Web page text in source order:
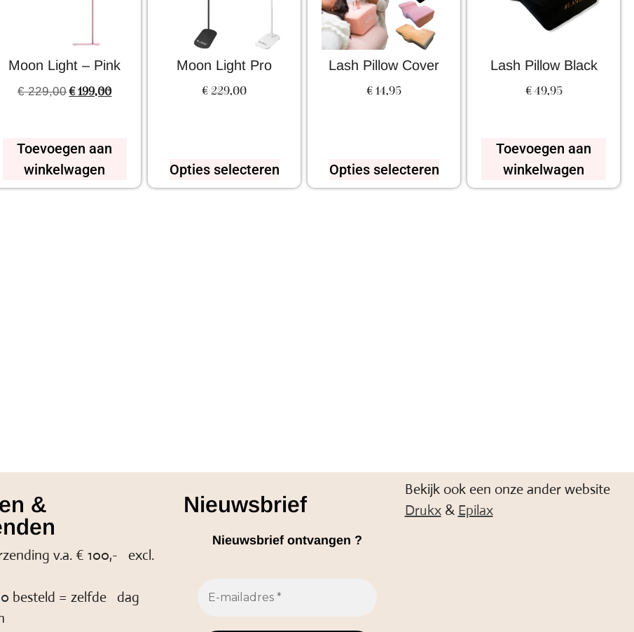
Moon Light – Pink
€229,00€199,00
Toevoegen aan
winkelwagen
Moon Light Pro
€229,00
Opties selecteren
Lash Pillow Cover
€14,95
Opties selecteren
Lash Pillow Black
€49,95
Toevoegen aan
winkelwagen
&
v.a. € 100,- excl.
besteld = zelfde dag
Nieuwsbrief
Nieuwsbrief ontvangen ?
Bekijk ook een onze ander website
Drukx& Epilax